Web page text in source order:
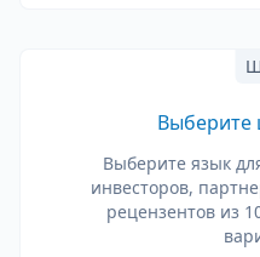
Выберите
Выберите язык
инвесторов,
рецензентов из